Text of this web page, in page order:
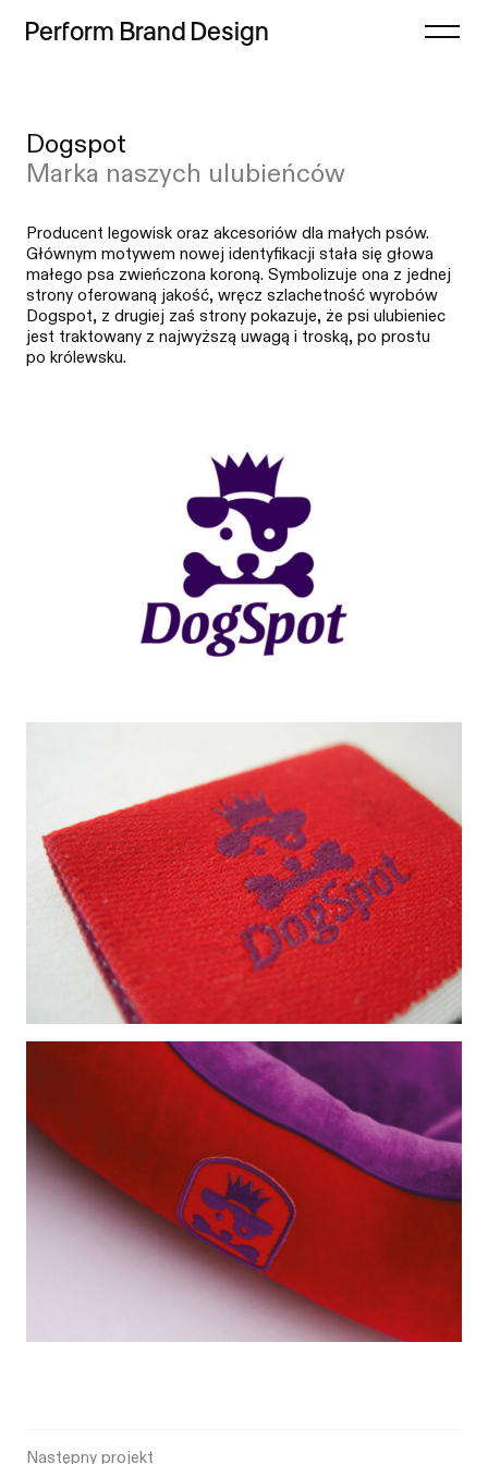
Perform Brand Design
Projekty
Refleksje
Freebie
Proces
Sklep
Lista
Indeks
Dogspot
Marka naszych ulubieńców
Producent legowisk oraz akcesoriów dla małych psów.
Głównym motywem nowej identyfikacji stała się głowa
małego psa zwieńczona koroną. Symbolizuje ona z jednej
strony oferowaną jakość, wręcz szlachetność wyrobów
Dogspot, z drugiej zaś strony pokazuje, że psi ulubieniec
jest traktowany z najwyższą uwagą i troską, po prostu
po królewsku.
Następny projekt